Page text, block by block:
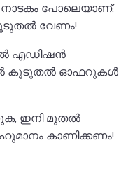
നാടകം പോലെയാണ്,
കൂടുതൽ വേണം!
എഡിഷൻ
കൂടുതൽ ഓഫറുകൾ
ഇനി മുതൽ
കാണിക്കണം!